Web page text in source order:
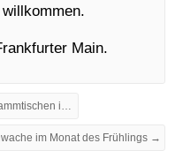
Main.
im Monat des Frühlings →